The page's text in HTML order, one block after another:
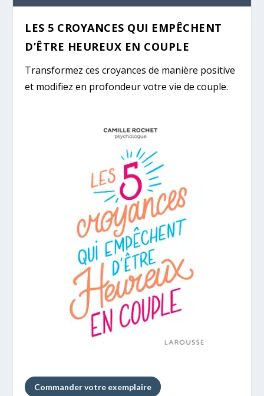
LES 5 CROYANCES QUI EMPÊCHENT
D’ÊTRE HEUREUX EN COUPLE
Transformez ces croyances de manière positive
et modifiez en profondeur votre vie de couple.
Commander votre exemplaire